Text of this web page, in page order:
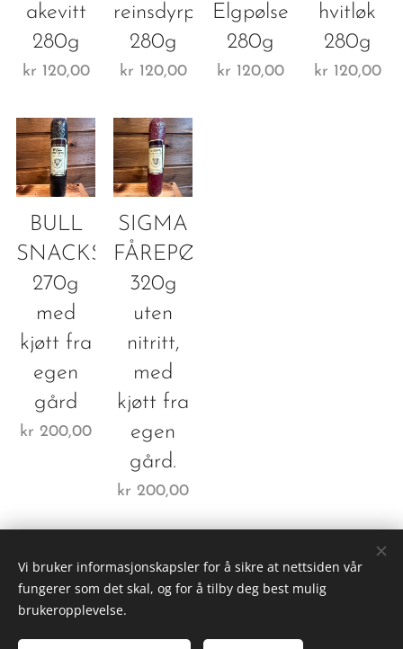
akevitt
280g
kr 120,00
reinsdyrpølse
280g
kr 120,00
Elgpølse
280g
kr 120,00
hvitløk
280g
kr 120,00
BULL
SNACKS
270g
med
kjøtt fra
egen
gård
kr 200,00
SIGMA
FÅREPØLSE
320g
uten
nitritt,
med
kjøtt fra
egen
gård.
kr 200,00
Fladene Gard
Vi bruker informasjonskapsler for å sikre at nettsiden vår
fungerer som det skal, og for å tilby deg best mulig
brukeropplevelse.